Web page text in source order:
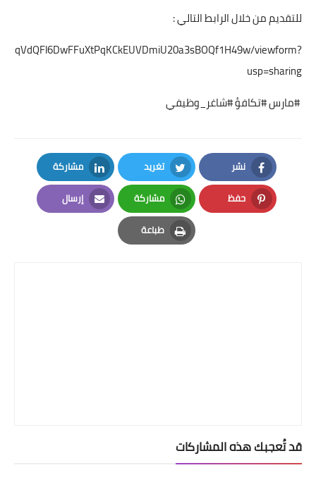
للتقديم من خلال الرابط التالي :
viewform?
usp=sharing
#مارس #تكافؤ #شاغر_وظيفي
نشر
Facebook
تغريد
Twitter
مشاركة
LinkedIn
حفظ
Pinterest
مشاركة
Whatsapp
إرسال
Email
طباعة
Print
قد تُعجبك هذه المشاركات